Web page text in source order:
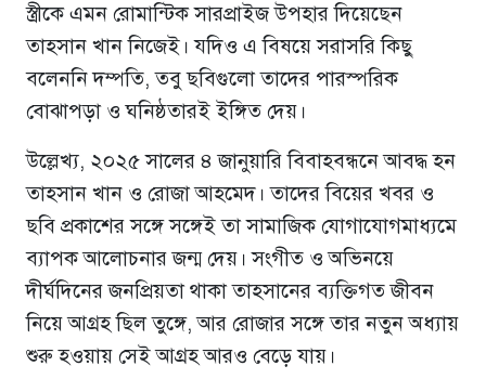
স্ত্রীকে এমন রোমান্টিক সারপ্রাইজ উপহার দিয়েছেন
তাহসান খান নিজেই। যদিও এ বিষয়ে সরাসরি কিছু
বলেননি দম্পতি, তবু ছবিগুলো তাদের পারস্পরিক
বোঝাপড়া ও ঘনিষ্ঠতারই ইঙ্গিত দেয়।
উল্লেখ্য, ২০২৫ সালের ৪ জানুয়ারি বিবাহবন্ধনে আবদ্ধ হন
তাহসান খান ও রোজা আহমেদ। তাদের বিয়ের খবর ও
ছবি প্রকাশের সঙ্গে সঙ্গেই তা সামাজিক যোগাযোগমাধ্যমে
ব্যাপক আলোচনার জন্ম দেয়। সংগীত ও অভিনয়ে
দীর্ঘদিনের জনপ্রিয়তা থাকা তাহসানের ব্যক্তিগত জীবন
নিয়ে আগ্রহ ছিল তুঙ্গে, আর রোজার সঙ্গে তার নতুন অধ্যায়
শুরু হওয়ায় সেই আগ্রহ আরও বেড়ে যায়।